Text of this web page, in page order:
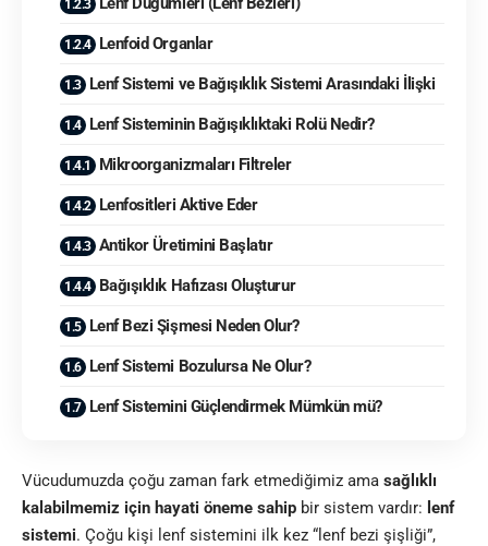
Lenfoid Organlar
Lenf Sistemi ve Bağışıklık Sistemi Arasındaki İlişki
Lenf Sisteminin Bağışıklıktaki Rolü Nedir?
Mikroorganizmaları Filtreler
Lenfositleri Aktive Eder
Antikor Üretimini Başlatır
Bağışıklık Hafızası Oluşturur
Lenf Bezi Şişmesi Neden Olur?
Lenf Sistemi Bozulursa Ne Olur?
Lenf Sistemini Güçlendirmek Mümkün mü?
Vücudumuzda çoğu zaman fark etmediğimiz ama sağlıklı
kalabilmemiz için hayati öneme sahip bir sistem vardır: lenf
sistemi. Çoğu kişi lenf sistemini ilk kez “lenf bezi şişliği”,